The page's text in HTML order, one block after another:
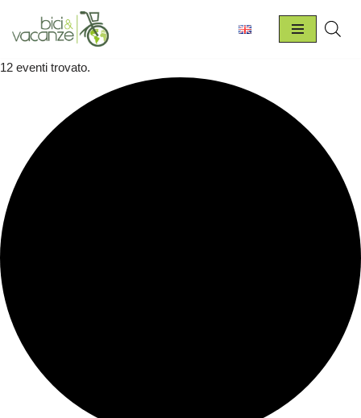
Vai
al
12 eventi trovato.